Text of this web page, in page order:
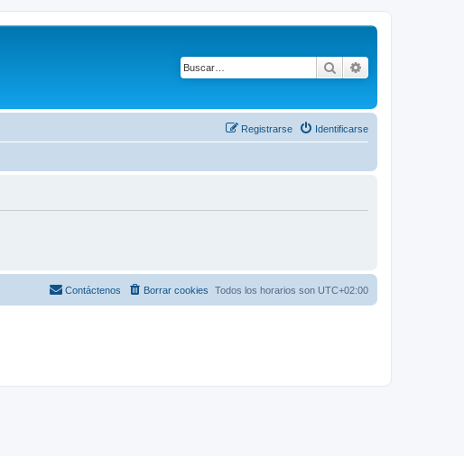
Buscar
Identificarse
Registrarse
Todos los horarios son UTC+02:00
Borrar cookies
Contáctenos